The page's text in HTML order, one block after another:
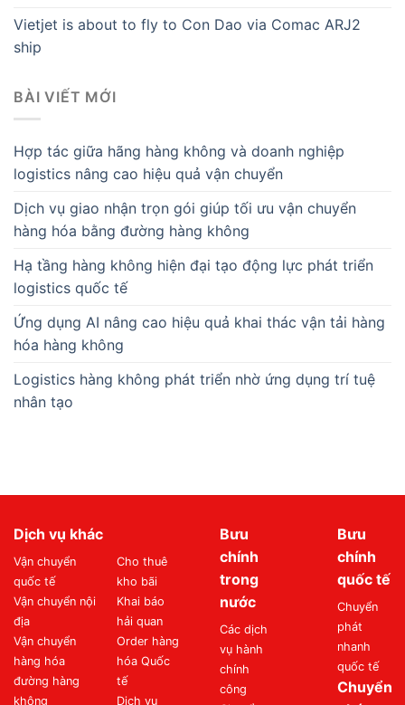
Vietjet is about to fly to Con Dao via Comac ARJ2
ship
BÀI VIẾT MỚI
Hợp tác giữa hãng hàng không và doanh nghiệp
logistics nâng cao hiệu quả vận chuyển
Dịch vụ giao nhận trọn gói giúp tối ưu vận chuyển
hàng hóa bằng đường hàng không
Hạ tầng hàng không hiện đại tạo động lực phát triển
logistics quốc tế
Ứng dụng AI nâng cao hiệu quả khai thác vận tải hàng
hóa hàng không
Logistics hàng không phát triển nhờ ứng dụng trí tuệ
nhân tạo
Dịch vụ khác
Vận chuyển
quốc tế
Vận chuyển nội
địa
Vận chuyển
hàng hóa
đường hàng
không
Cho thuê
kho bãi
Khai báo
hải quan
Order hàng
hóa Quốc
tế
Dịch vụ
Bưu
chính
trong
nước
Các dịch
vụ hành
chính
công
Bưu
chính
quốc tế
Chuyển
phát
nhanh
quốc tế
Chuyển